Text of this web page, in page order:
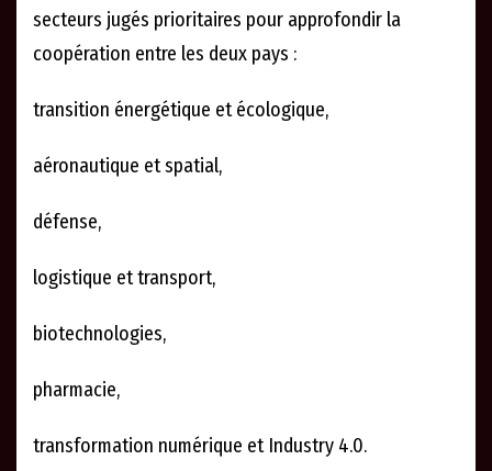
secteurs jugés prioritaires pour approfondir la
coopération entre les deux pays :
transition énergétique et écologique,
aéronautique et spatial,
défense,
logistique et transport,
biotechnologies,
pharmacie,
transformation numérique et Industry 4.0.